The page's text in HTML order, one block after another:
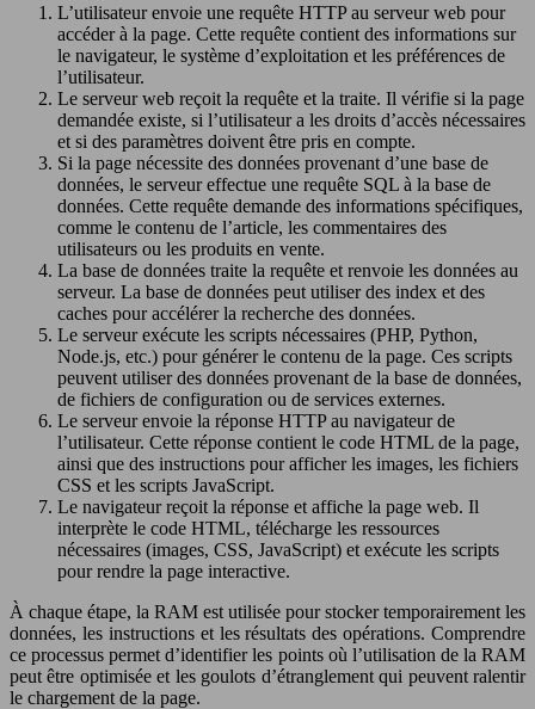
L’utilisateur envoie une requête HTTP au serveur web pour
accéder à la page. Cette requête contient des informations sur
le navigateur, le système d’exploitation et les préférences de
l’utilisateur.
Le serveur web reçoit la requête et la traite. Il vérifie si la page
demandée existe, si l’utilisateur a les droits d’accès nécessaires
et si des paramètres doivent être pris en compte.
Si la page nécessite des données provenant d’une base de
données, le serveur effectue une requête SQL à la base de
données. Cette requête demande des informations spécifiques,
comme le contenu de l’article, les commentaires des
utilisateurs ou les produits en vente.
La base de données traite la requête et renvoie les données au
serveur. La base de données peut utiliser des index et des
caches pour accélérer la recherche des données.
Le serveur exécute les scripts nécessaires (PHP, Python,
Node.js, etc.) pour générer le contenu de la page. Ces scripts
peuvent utiliser des données provenant de la base de données,
de fichiers de configuration ou de services externes.
Le serveur envoie la réponse HTTP au navigateur de
l’utilisateur. Cette réponse contient le code HTML de la page,
ainsi que des instructions pour afficher les images, les fichiers
CSS et les scripts JavaScript.
Le navigateur reçoit la réponse et affiche la page web. Il
interprète le code HTML, télécharge les ressources
nécessaires (images, CSS, JavaScript) et exécute les scripts
pour rendre la page interactive.
À chaque étape, la RAM est utilisée pour stocker temporairement les
données, les instructions et les résultats des opérations. Comprendre
ce processus permet d’identifier les points où l’utilisation de la RAM
peut être optimisée et les goulots d’étranglement qui peuvent ralentir
le chargement de la page.